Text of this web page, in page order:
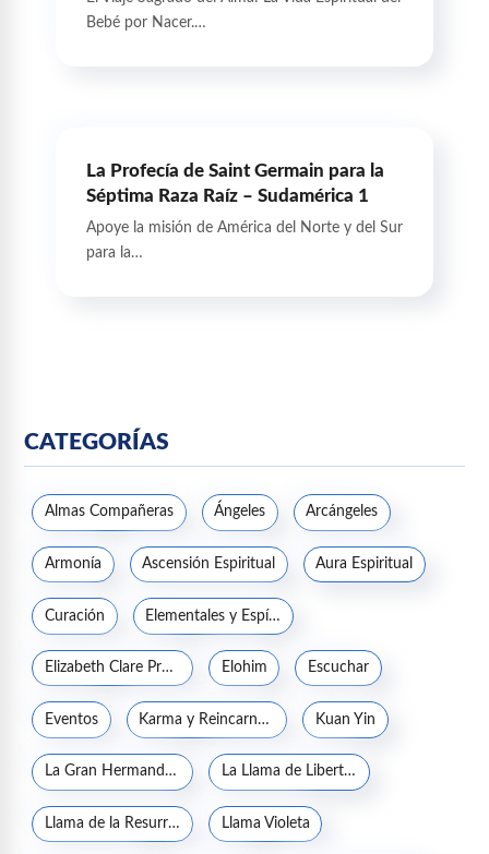
Bebé por Nacer.…
La Profecía de Saint Germain para la
Séptima Raza Raíz – Sudamérica 1
Apoye la misión de América del Norte y del Sur
para la…
CATEGORÍAS
Almas Compañeras Ángeles Arcángeles
Armonía Ascensión Espiritual Aura Espiritual
Curación Elementales y Espíritus de la naturaleza
Elizabeth Clare Prophet Elohim Escuchar
Eventos Karma y Reincarnación Kuan Yin
La Gran Hermandad Blanca La Llama de Libertad
Llama de la Resurrección Llama Violeta